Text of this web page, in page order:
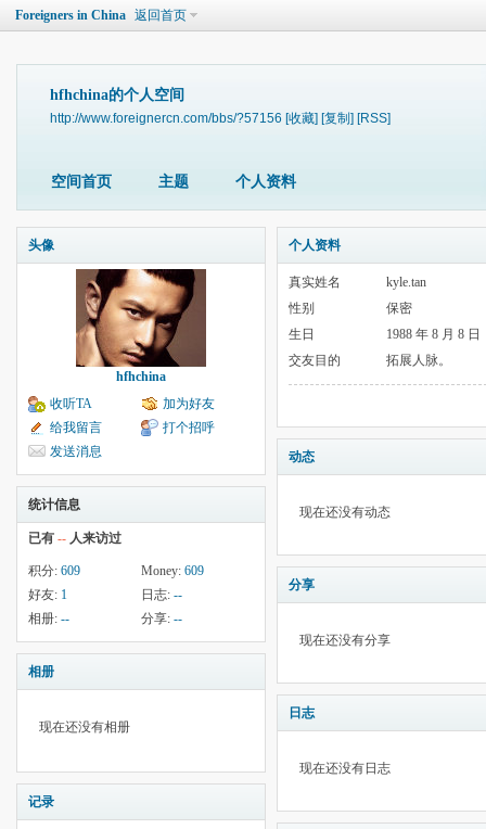
Foreigners in China 返回首页
hfhchina的个人空间
http://www.foreignercn.com/bbs/?57156 [收藏] [复制] [RSS]
空间首页 主题 个人资料
头像
hfhchina
收听TA
加为好友
给我留言
打个招呼
发送消息
统计信息
已有 -- 人来访过
积分: 609 Money: 609
好友: 1 日志: --
相册: -- 分享: --
相册
现在还没有相册
记录
个人资料
真实姓名
kyle.tan
性别
保密
生日
1988 年 8 月 8 日
交友目的
拓展人脉。
动态
现在还没有动态
分享
现在还没有分享
日志
现在还没有日志